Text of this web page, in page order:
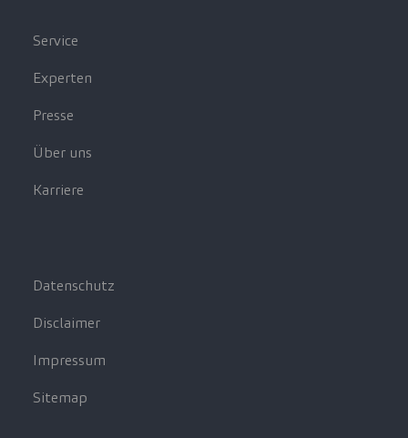
Service
Experten
Presse
Über uns
Karriere
Datenschutz
Disclaimer
Impressum
Sitemap